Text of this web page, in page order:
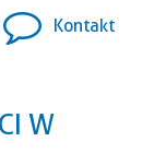
Kontakt
W